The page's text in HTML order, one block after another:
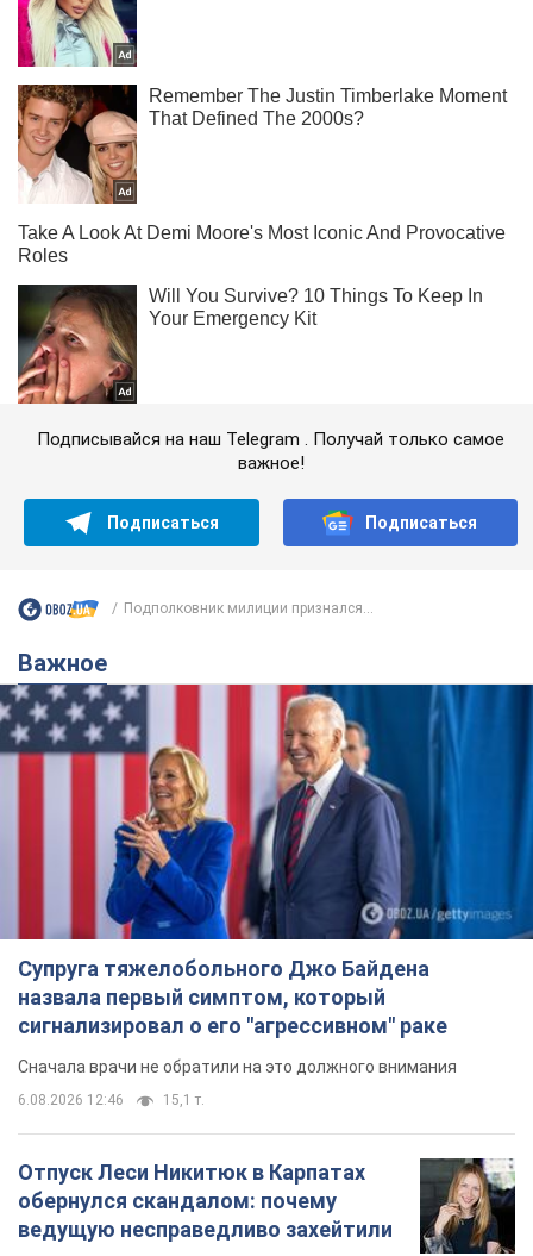
Подписывайся на наш Telegram . Получай только самое
важное!
Подписаться Подписаться
Подполковник милиции признался...
Важное
Супруга тяжелобольного Джо Байдена
назвала первый симптом, который
сигнализировал о его "агрессивном" раке
Сначала врачи не обратили на это должного внимания
6.08.2026 12:46 15,1 т.
Отпуск Леси Никитюк в Карпатах
обернулся скандалом: почему
ведущую несправедливо захейтили